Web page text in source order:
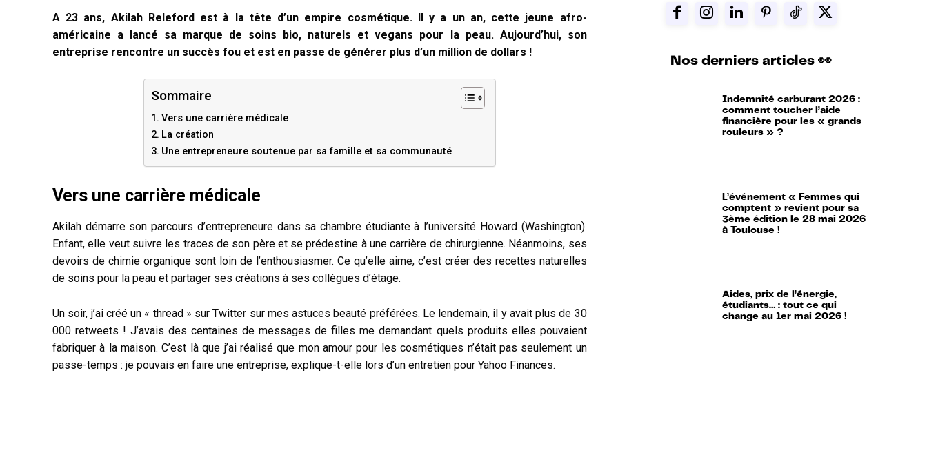
A 23 ans, Akilah Releford est à la tête d’un empire cosmétique. Il y a un an, cette jeune afro-
américaine a lancé sa marque de soins bio, naturels et vegans pour la peau. Aujourd’hui, son
entreprise rencontre un succès fou et est en passe de générer plus d’un million de dollars !
Sommaire
Vers une carrière médicale
La création
Une entrepreneure soutenue par sa famille et sa communauté
Vers une carrière médicale
Akilah démarre son parcours d’entrepreneure dans sa chambre étudiante à l’université Howard (Washington).
Enfant, elle veut suivre les traces de son père et se prédestine à une carrière de chirurgienne. Néanmoins, ses
devoirs de chimie organique sont loin de l’enthousiasmer. Ce qu’elle aime, c’est créer des recettes naturelles
de soins pour la peau et partager ses créations à ses collègues d’étage.
Un soir, j’ai créé un « thread » sur Twitter sur mes astuces beauté préférées. Le lendemain, il y avait plus de 30
000 retweets ! J’avais des centaines de messages de filles me demandant quels produits elles pouvaient
fabriquer à la maison. C’est là que j’ai réalisé que mon amour pour les cosmétiques n’était pas seulement un
passe-temps : je pouvais en faire une entreprise, explique-t-elle lors d’un entretien pour Yahoo Finances.
Nos derniers articles 👀
Indemnité carburant 2026 :
comment toucher l’aide
financière pour les « grands
rouleurs » ?
L’événement « Femmes qui
comptent » revient pour sa
3ème édition le 28 mai 2026
à Toulouse !
Aides, prix de l’énergie,
étudiants… : tout ce qui
change au 1er mai 2026 !